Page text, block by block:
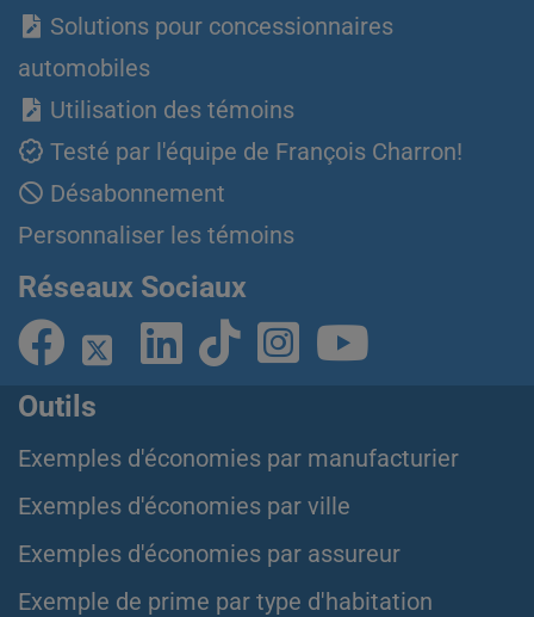
Solutions pour concessionnaires
automobiles
Utilisation des témoins
Testé par l'équipe de François Charron!
Désabonnement
Personnaliser les témoins
Réseaux Sociaux
Outils
Exemples d'économies par manufacturier
Exemples d'économies par ville
Exemples d'économies par assureur
Exemple de prime par type d'habitation